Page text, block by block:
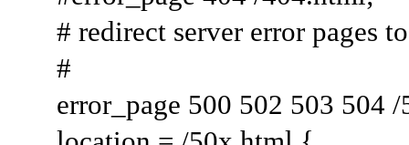
# redirect server error pages to
#
error_page 500 502 503 504 /